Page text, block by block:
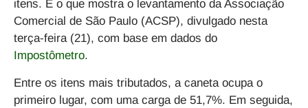
itens. É o que mostra o levantamento da Associação
Comercial de São Paulo (ACSP), divulgado nesta
terça-feira (21), com base em dados do
Impostômetro.
Entre os itens mais tributados, a caneta ocupa o
primeiro lugar, com uma carga de 51,7%. Em seguida,